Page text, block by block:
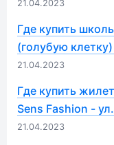
21.04.2023
Где купить
(голубую
21.04.2023
Где купить
Sens Fashion -
21.04.2023